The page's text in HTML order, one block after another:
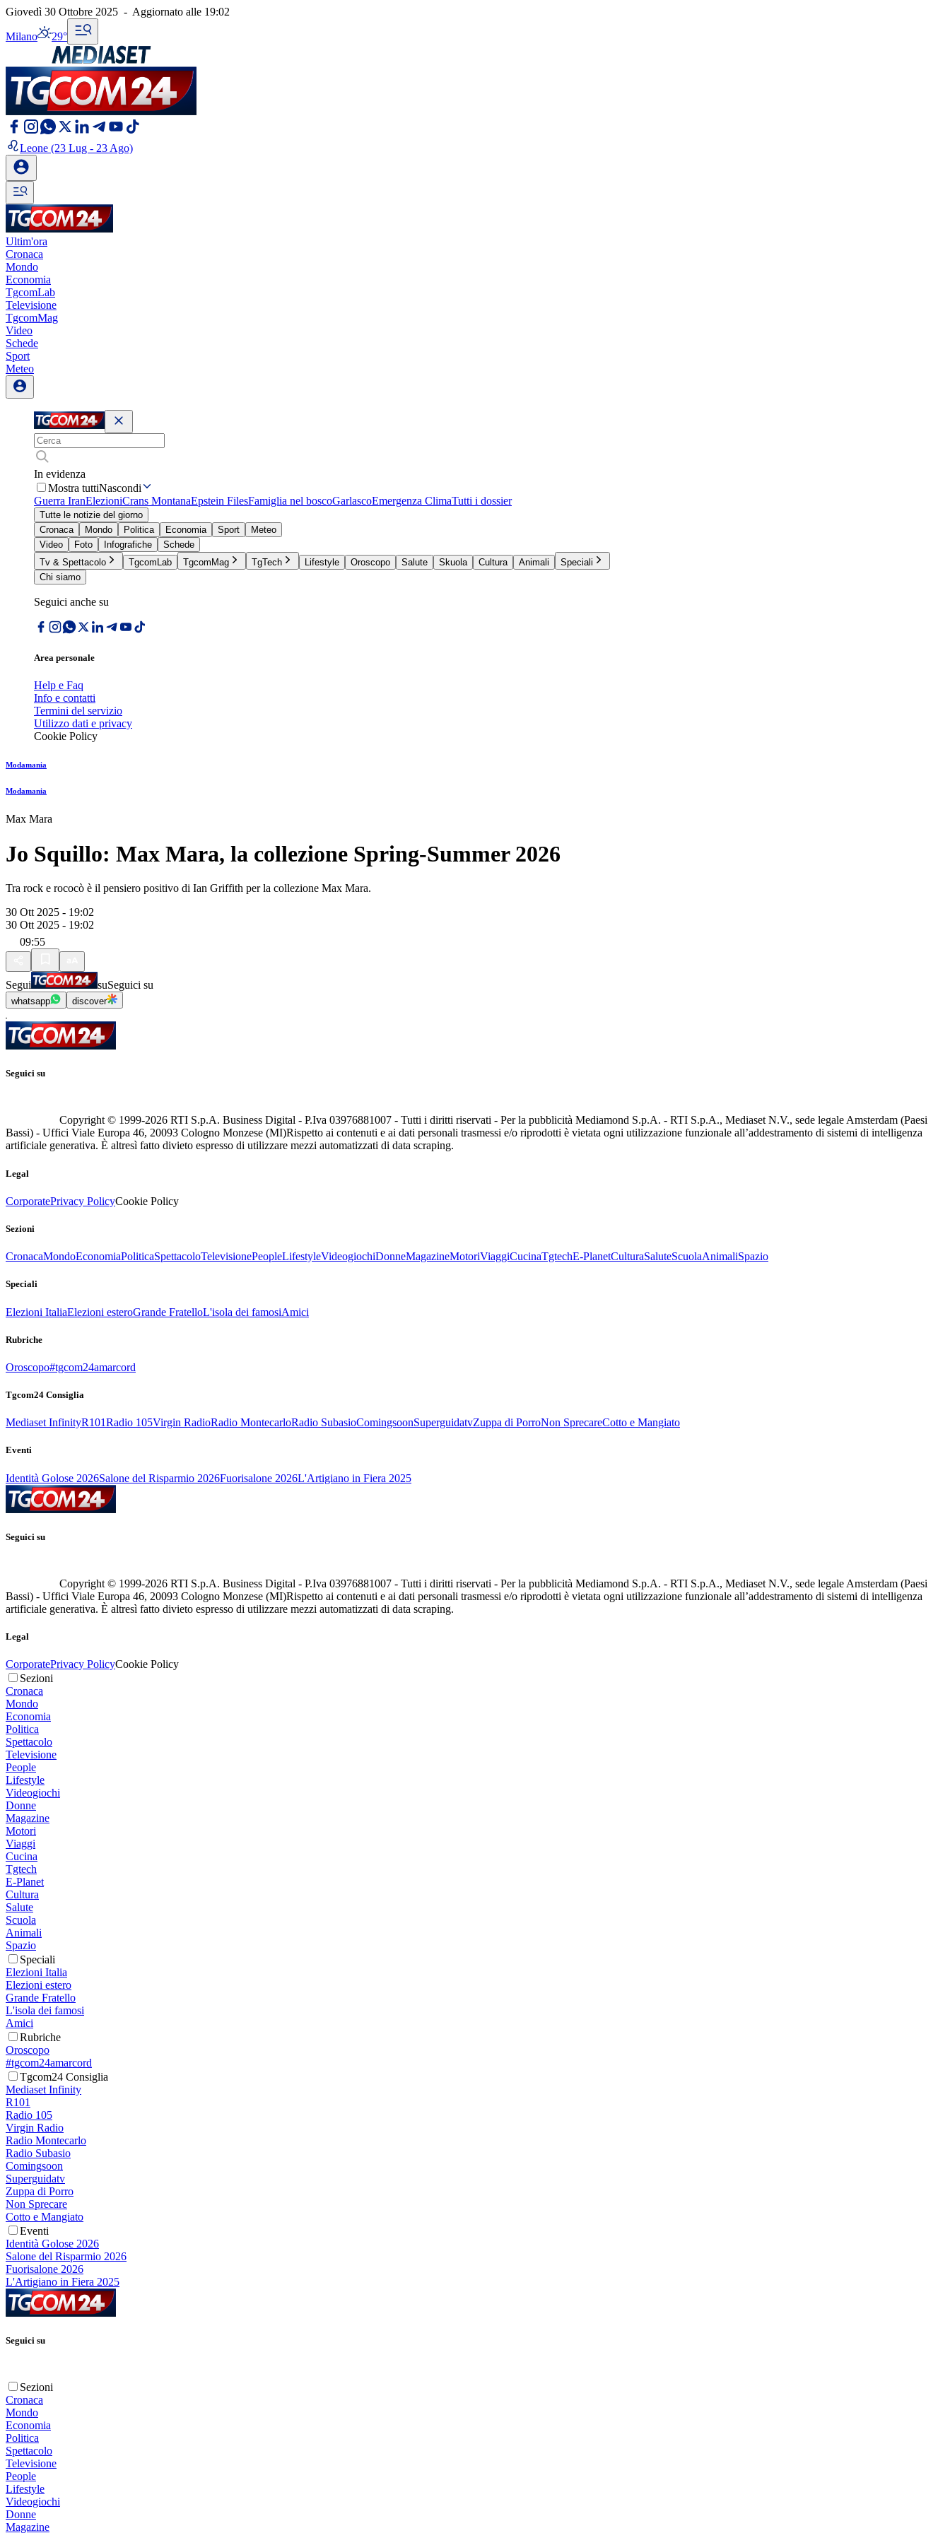
Giovedì 30 Ottobre 2025 - Aggiornato alle 19:02
Milano 29°
Leone (23 Lug - 23 Ago)
Ultim'ora
Cronaca
Mondo
Economia
TgcomLab
Televisione
TgcomMag
Video
Schede
Sport
Meteo
In evidenza
Mostra tuttiNascondi
Guerra IranElezioniCrans MontanaEpstein FilesFamiglia nel boscoGarlascoEmergenza ClimaTutti i dossier
Tutte le notizie del giorno
Cronaca
Mondo Politica Economia Sport
Meteo
Video
Foto Infografiche
Schede
Tv & Spettacolo
TgcomLab TgcomMag TgTech Lifestyle Oroscopo Salute Skuola Cultura Animali
Speciali
Chi siamo
Seguici anche su
Area personale
Help e Faq
Info e contatti
Termini del servizio
Utilizzo dati e privacy
Cookie Policy
Modamania
Modamania
Max Mara
Jo Squillo: Max Mara, la collezione Spring-Summer 2026
Tra rock e rococò è il pensiero positivo di Ian Griffith per la collezione Max Mara.
30 Ott 2025 - 19:02
30 Ott 2025 - 19:02
09:55
Segui suSeguici su
whatsapp discover
Seguici su
Copyright © 1999-2026 RTI S.p.A. Business Digital - P.Iva 03976881007 - Tutti i diritti riservati - Per la pubblicità Mediamond S.p.A. - RTI S.p.A., Mediaset N.V., sede legale Amsterdam (Paesi
Bassi) - Uffici Viale Europa 46, 20093 Cologno Monzese (MI)Rispetto ai contenuti e ai dati personali trasmessi e/o riprodotti è vietata ogni utilizzazione funzionale all’addestramento di sistemi di intelligenza
artificiale generativa. È altresì fatto divieto espresso di utilizzare mezzi automatizzati di data scraping.
Legal
CorporatePrivacy PolicyCookie Policy
Sezioni
CronacaMondoEconomiaPoliticaSpettacoloTelevisionePeopleLifestyleVideogiochiDonneMagazineMotoriViaggiCucinaTgtechE-PlanetCulturaSaluteScuolaAnimaliSpazio
Speciali
Elezioni ItaliaElezioni esteroGrande FratelloL'isola dei famosiAmici
Rubriche
Oroscopo#tgcom24amarcord
Tgcom24 Consiglia
Mediaset InfinityR101Radio 105Virgin RadioRadio MontecarloRadio SubasioComingsoonSuperguidatvZuppa di PorroNon SprecareCotto e Mangiato
Eventi
Identità Golose 2026Salone del Risparmio 2026Fuorisalone 2026L'Artigiano in Fiera 2025
Seguici su
Copyright © 1999-2026 RTI S.p.A. Business Digital - P.Iva 03976881007 - Tutti i diritti riservati - Per la pubblicità Mediamond S.p.A. - RTI S.p.A., Mediaset N.V., sede legale Amsterdam (Paesi
Bassi) - Uffici Viale Europa 46, 20093 Cologno Monzese (MI)Rispetto ai contenuti e ai dati personali trasmessi e/o riprodotti è vietata ogni utilizzazione funzionale all’addestramento di sistemi di intelligenza
artificiale generativa. È altresì fatto divieto espresso di utilizzare mezzi automatizzati di data scraping.
Legal
CorporatePrivacy PolicyCookie Policy
Sezioni
Cronaca
Mondo
Economia
Politica
Spettacolo
Televisione
People
Lifestyle
Videogiochi
Donne
Magazine
Motori
Viaggi
Cucina
Tgtech
E-Planet
Cultura
Salute
Scuola
Animali
Spazio
Speciali
Elezioni Italia
Elezioni estero
Grande Fratello
L'isola dei famosi
Amici
Rubriche
Oroscopo
#tgcom24amarcord
Tgcom24 Consiglia
Mediaset Infinity
R101
Radio 105
Virgin Radio
Radio Montecarlo
Radio Subasio
Comingsoon
Superguidatv
Zuppa di Porro
Non Sprecare
Cotto e Mangiato
Eventi
Identità Golose 2026
Salone del Risparmio 2026
Fuorisalone 2026
L'Artigiano in Fiera 2025
Seguici su
Sezioni
Cronaca
Mondo
Economia
Politica
Spettacolo
Televisione
People
Lifestyle
Videogiochi
Donne
Magazine